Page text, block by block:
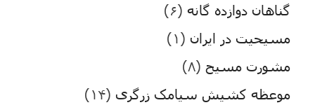
گناهان دوازده گانه (۶)
مسیحیت در ایران (۱)
مشورت مسیح (۸)
موعظه کشیش سیامک زرگری (۱۴)